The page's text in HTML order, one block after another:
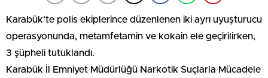
Karabük’te polis ekiplerince düzenlenen iki ayrı uyuşturucu
operasyonunda, metamfetamin ve kokain ele geçirilirken,
3 şüpheli tutuklandı.
Karabük İl Emniyet Müdürlüğü Narkotik Suçlarla Mücadele